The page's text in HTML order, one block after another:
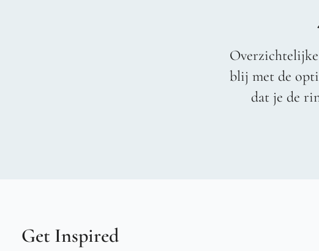
blij met de
dat je de
Get Inspired